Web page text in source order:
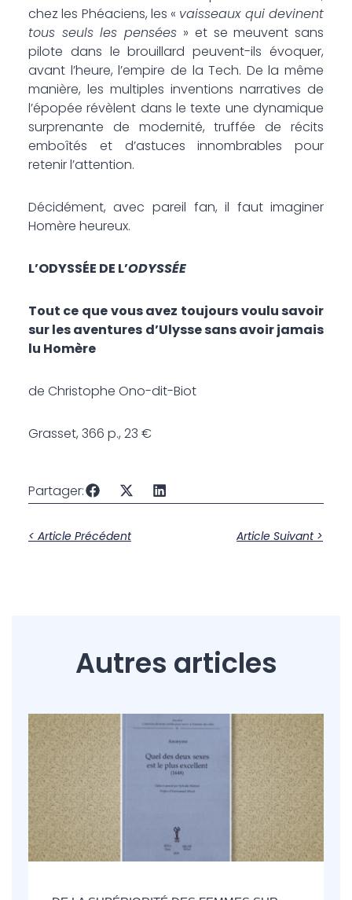
chez les Phéaciens, les « vaisseaux qui devinent
tous seuls les pensées » et se meuvent sans
pilote dans le brouillard peuvent-ils évoquer,
avant l’heure, l’empire de la Tech. De la même
manière, les multiples inventions narratives de
l’épopée révèlent dans le texte une dynamique
surprenante de modernité, truffée de récits
emboîtés et d’astuces innombrables pour
retenir l’attention.
Décidément, avec pareil fan, il faut imaginer
Homère heureux.
L’ODYSSÉE DE L’ODYSSÉE
Tout ce que vous avez toujours voulu savoir
sur les aventures d’Ulysse sans avoir jamais
lu Homère
de Christophe Ono-dit-Biot
Grasset, 366 p., 23 €
Partager:
< Article Précédent Article Suivant >
Autres articles